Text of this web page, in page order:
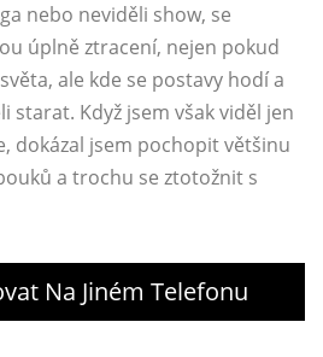
nebo neviděli show, se
úplně ztracení, nejen pokud
ale kde se postavy hodí a
starat. Když jsem však viděl jen
dokázal jsem pochopit většinu
a trochu se ztotožnit s
Na Jiném Telefonu